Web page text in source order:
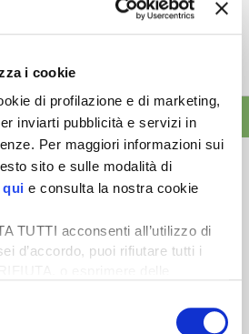
i cookie
di profilazione e di marketing,
inviarti pubblicità e servizi in
Per maggiori informazioni sui
sito e sulle modalità di
qui e consulta la nostra cookie
TUTTI acconsenti all’utilizzo di
d’accordo, puoi rifiutare tutti i
ACCETTA SELEZIONATI.
entro fine gennaio
e r...
NEWS